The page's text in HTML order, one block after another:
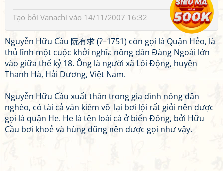
Tạo bởi Vanachi vào 14/11/2007 16:32
Nguyễn Hữu Cầu 阮有求 (?–1751) còn gọi là Quận Hẻo, là
thủ lĩnh một cuộc khởi nghĩa nông dân Đàng Ngoài lớn
vào giữa thế kỷ 18. Ông là người xã Lôi Động, huyện
Thanh Hà, Hải Dương, Việt Nam.
Nguyễn Hữu Cầu xuất thân trong gia đình nông dân
nghèo, có tài cả văn kiêm võ, lại bơi lội rất giỏi nên được
gọi là quận He. He là tên loài cá ở biển Đông, bởi Hữu
Cầu bơi khoẻ và hùng dũng nên được gọi như vậy.